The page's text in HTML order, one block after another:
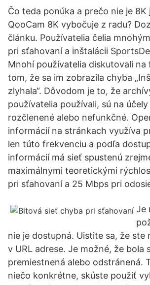
Čo teda ponúka a prečo nie je 8K
QooCam 8K vybočuje z radu?
článku. Používatelia čelia
pri sťahovaní a inštalácii
Mnohí používatelia diskutovali na
tom, že sa im zobrazila chyba
zlyhala“. Dôvodom je to, že
používatelia používali, sú na
rozčlenené alebo nefunkčné.
informácií na stránkach využíva
len túto frekvenciu a podľa
informácií má sieť spustenú
maximálnymi teoretickými
pri sťahovaní a 25 Mbps pri
Je
nie je dostupná. Uistite sa, že ste
v URL adrese. Je možné, že bola
premiestnená alebo odstránená.
niečo konkrétne, skúste použiť